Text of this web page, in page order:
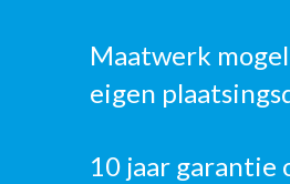
Maatwerk
eigen
10 jaar garantie